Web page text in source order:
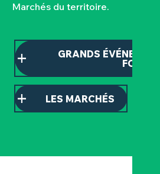
Marchés du territoire.
GRANDS
FORTS
LES MARCHÉS